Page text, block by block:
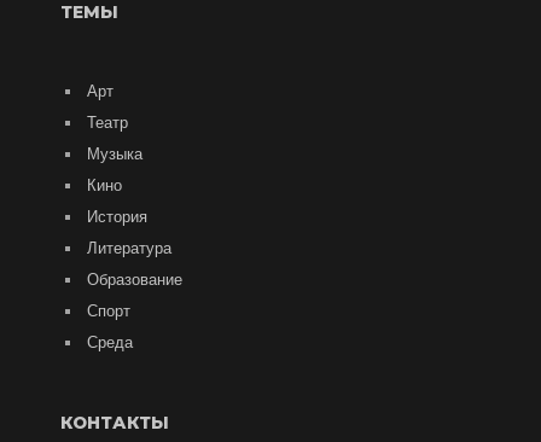
ТЕМЫ
Арт
Театр
Музыка
Кино
История
Литература
Образование
Спорт
Среда
КОНТАКТЫ